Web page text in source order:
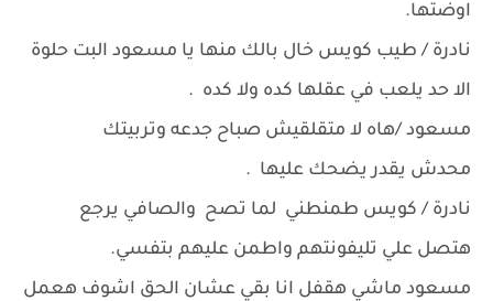
اوضتها.
نادرة / طيب كويس خال بالك منها يا مسعود البت حلوة
الا حد يلعب في عقلها كده ولا كده .
مسعود /هاه لا متقلقيش صباح جدعه وتربيتك
محدش يقدر يضحك عليها .
نادرة / كويس طمنطني لما تصح والصافي يرجع
هتصل علي تليفونتهم واطمن عليهم بتفسي.
مسعود ماشي هقفل انا بقي عشان الحق اشوف هعمل